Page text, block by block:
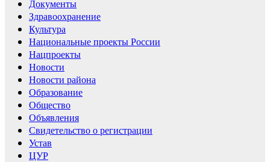
Документы
Здравоохранение
Культура
Национальные проекты России
Нацпроекты
Новости
Новости района
Образование
Общество
Объявления
Свидетельство о регистрации
Устав
ЦУР